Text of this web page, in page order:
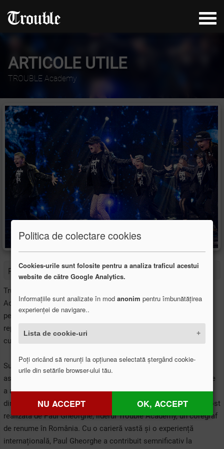
Politica de colectare cookies
Cookies-urile sunt folosite pentru a analiza traficul acestui
website de către Google Analytics.
Informațiile sunt analizate în modanonim pentru îmbunătățirea
experienței de navigare..
Lista de cookie-uri
Poți oricând să renunți la opțiunea selectată ștergând cookie-
urile din setările browser-ului tău.
NU ACCEPT OK, ACCEPT
ARTICOLE UTILE
TROUBLE Academy
Românii au Talent
Trupa Trouble Legacy, formată din tineri dansatori ai Trouble
Academy, cu vârste cuprinse între 9 și 17 ani, a reușit o
performanță de excepție pe scena Românii au Talent. Cu o
reprezentație plină de energie, pasiune și emoție, aceștia au
cucerit publicul și juriul, obținând 4 de "DA" binemeritate.
Succesul lor pe scenă nu a fost doar despre talent și muncă
asiduă, ci și despre un scop nobil. Participarea lor la competiție
a avut o misiune specială: sprijinirea copiilor cu sindrom Down
din cadrul Asociației Down Plus. Coregrafia spectaculoasă a fost
realizată de Paul Gheorghe, liderul Trouble Academy, un coregraf
de renume în România. Cu o carieră vastă și o experiență
internațională, Paul Gheorghe a contribuit semnificativ la